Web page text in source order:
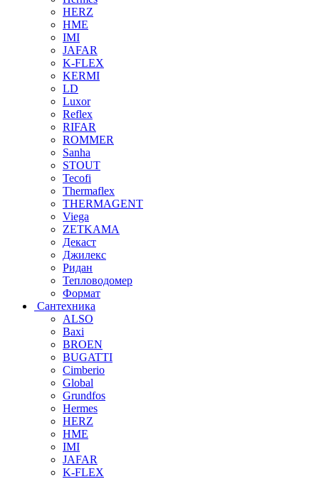
HERZ
HME
IMI
JAFAR
K-FLEX
KERMI
LD
Luxor
Reflex
RIFAR
ROMMER
Sanha
STOUT
Tecofi
Thermaflex
THERMAGENT
Viega
ZETKAMA
Декаст
Джилекс
Ридан
Тепловодомер
Формат
Сантехника
ALSO
Baxi
BROEN
BUGATTI
Cimberio
Global
Grundfos
Hermes
HERZ
HME
IMI
JAFAR
K-FLEX